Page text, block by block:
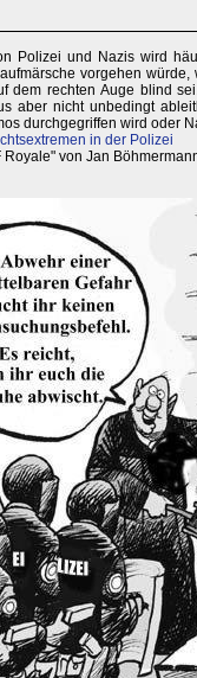
Polizei und Nazis wird
vorgehen
dem rechten Auge blind
aber nicht unbedingt
durchgegriffen wird oder
in der Polizei
von Jan